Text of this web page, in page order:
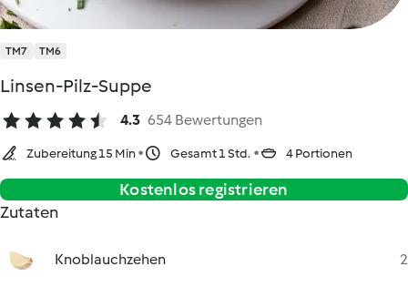
TM7 TM6
Linsen-Pilz-Suppe
4.3 654 Bewertungen
Zubereitung 15 Min Gesamt 1 Std. 4 Portionen
Kostenlos registrieren
Zutaten
Knoblauchzehen 2